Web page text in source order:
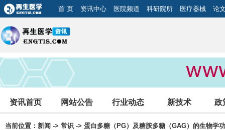
首 页 资讯中心 医院频道 科研院所 医疗器械 论
资讯首页 网站公告 行业动态 新技术 政
当前位置： 新闻 -> 常识 -> 蛋白多糖（PG）及糖胺多糖（GAG）的生物学